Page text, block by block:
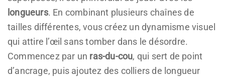
longueurs. En combinant plusieurs chaînes de
tailles différentes, vous créez un dynamisme visuel
qui attire l’œil sans tomber dans le désordre.
Commencez par un ras-du-cou, qui sert de point
d’ancrage, puis ajoutez des colliers de longueur